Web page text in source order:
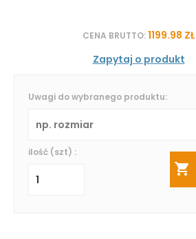
CENA BRUTTO:1199.98 ZŁ
Zapytaj o produkt
Uwagi do wybranego produktu:
ilość (szt) :